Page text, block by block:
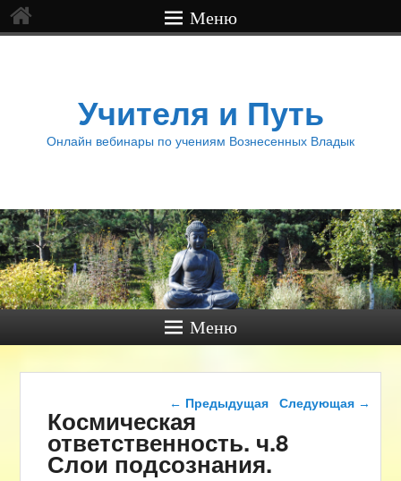
Меню
Учителя и Путь
Онлайн вебинары по учениям Вознесенных Владык
Меню
Навигация по записям
← Предыдущая Следующая →
Космическая
ответственность. ч.8
Слои подсознания.